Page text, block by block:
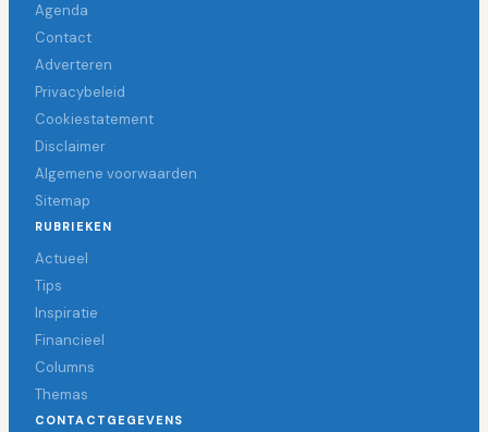
Agenda
Contact
Adverteren
Privacybeleid
Cookiestatement
Disclaimer
Algemene voorwaarden
Sitemap
RUBRIEKEN
Actueel
Tips
Inspiratie
Financieel
Columns
Themas
CONTACTGEGEVENS